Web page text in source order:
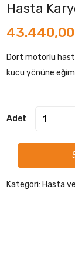
Hasta
Dört motorlu
kucu yönüne
Adet
Kategori: Hasta